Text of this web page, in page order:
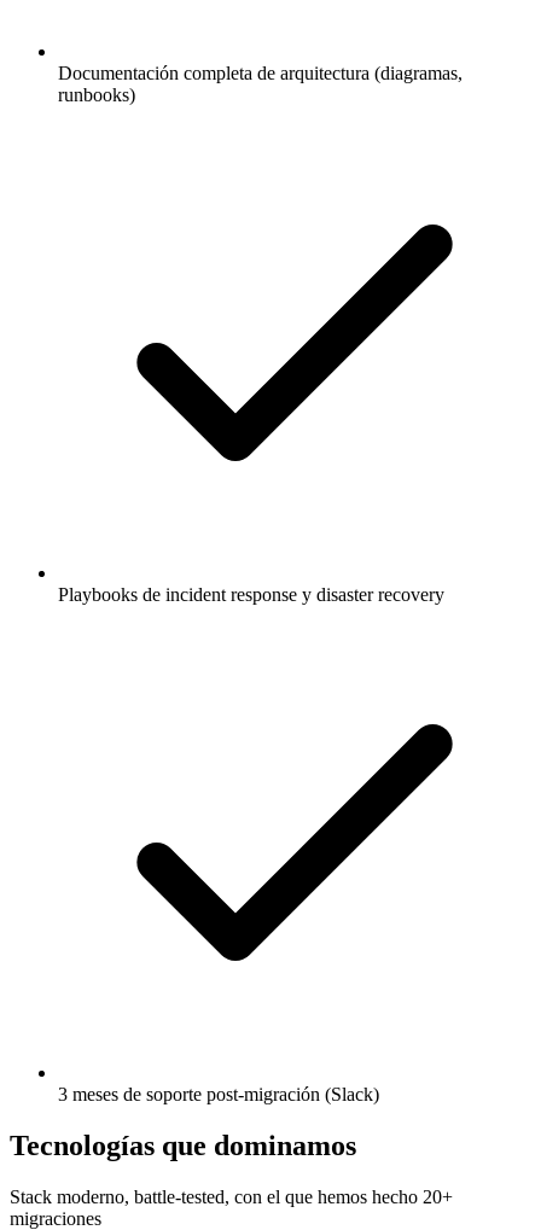
Documentación completa de arquitectura (diagramas,
runbooks)
Playbooks de incident response y disaster recovery
3 meses de soporte post-migración (Slack)
Tecnologías que dominamos
Stack moderno, battle-tested, con el que hemos hecho 20+
migraciones